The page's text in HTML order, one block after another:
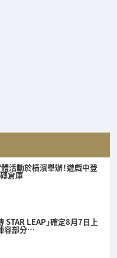
活動於橫濱舉辦！遊戲中登
倉庫
STAR LEAP」確定8月7日上
容部分…